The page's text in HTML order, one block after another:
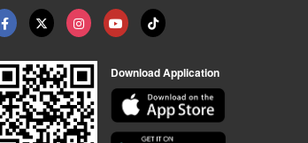
Download Application